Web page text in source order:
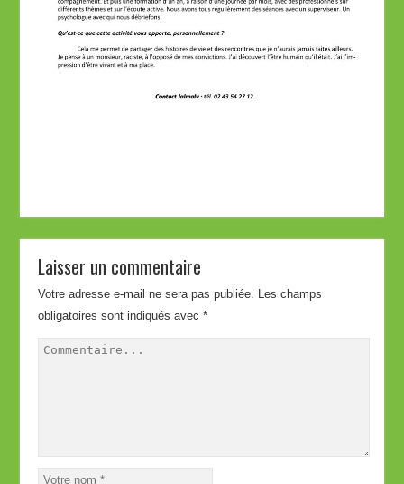
Laisser un commentaire
Votre adresse e-mail ne sera pas publiée. Les champs
obligatoires sont indiqués avec*